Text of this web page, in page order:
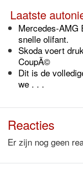
Laatste
Mercedes-AMG
snelle olifant.
Skoda voert
CoupÃ©
Dit is de
we . . .
Reacties
Er zijn nog geen